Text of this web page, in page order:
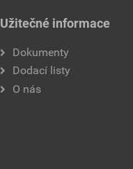
Užitečné informace
Dokumenty
Dodací listy
O nás